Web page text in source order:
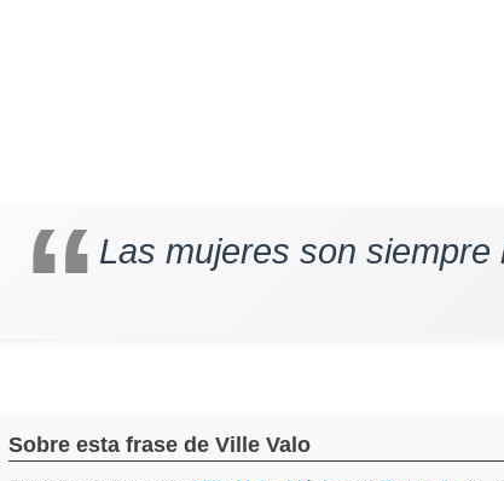
Las mujeres son siempre
Sobre esta frase de Ville Valo